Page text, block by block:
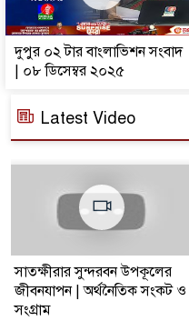
দুপুর ০২ টার বাংলাভিশন সংবাদ
| ০৮ ডিসেম্বর ২০২৫
Latest Video
সাতক্ষীরার সুন্দরবন উপকূলের
জীবনযাপন | অর্থনৈতিক সংকট ও
সংগ্রাম